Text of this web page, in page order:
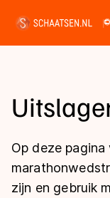
Nieuws
Kalender
Disciplines
Op deze
zijn en gebruik